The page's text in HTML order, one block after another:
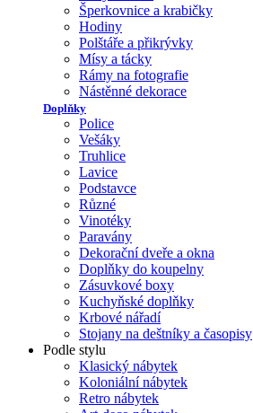
Šperkovnice a krabičky
Hodiny
Polštáře a přikrývky
Mísy a tácky
Rámy na fotografie
Nástěnné dekorace
Doplňky
Police
Vešáky
Truhlice
Lavice
Podstavce
Různé
Vinotéky
Paravány
Dekorační dveře a okna
Doplňky do koupelny
Zásuvkové boxy
Kuchyňské doplňky
Krbové nářadí
Stojany na deštníky a časopisy
Podle stylu
Klasický nábytek
Koloniální nábytek
Retro nábytek